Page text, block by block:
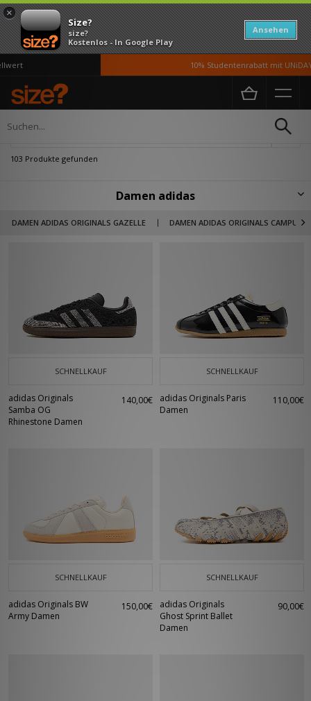
×
Size?
size?
Kostenlos - In Google Play
Ansehen
10% Studentenrabatt mit UNiDAYS*
Home Damen
103 Produkte gefunden
Damen adidas
DAMEN ADIDAS ORIGINALS GAZELLE DAMEN ADIDAS ORIGINALS CAMPUS
adidas ist in zwei unterschiedliche Geschäftsbereiche unterteilt: den
leistungsorientierten Bereich, der sich der Innovation von
SCHNELLKAUF
adidas Originals
Samba OG
Rhinestone Damen
140,00€
SCHNELLKAUF
adidas Originals Paris
Damen
110,00€
SCHNELLKAUF
adidas Originals BW
Army Damen
150,00€
SCHNELLKAUF
adidas Originals
Ghost Sprint Ballet
Damen
90,00€